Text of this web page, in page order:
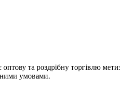
та роздрібну торгівлю
умовами.